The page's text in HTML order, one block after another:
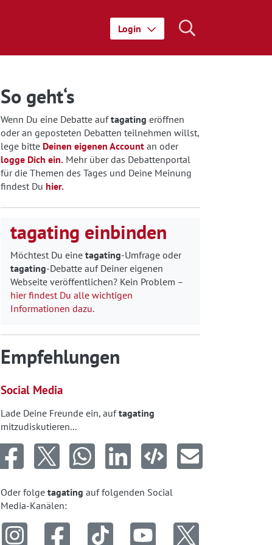
Login
So geht‘s
Wenn Du eine Debatte auftagating eröffnen
oder an geposteten Debatten teilnehmen willst,
lege bitte Deinen eigenen Accountan oder
logge Dich ein.Mehr über das Debattenportal
für die Themen des Tages und Deine Meinung
findest Du hier.
tagating einbinden
Möchtest Du eine tagating-Umfrage oder
tagating-Debatte auf Deiner eigenen
Webseite veröffentlichen? Kein Problem –
hier findest Du alle wichtigen
Informationen dazu.
Empfehlungen
Social Media
Lade Deine Freunde ein, auftagating
mitzudiskutieren...
Oder folge tagating auf folgenden Social
Media-Kanälen: